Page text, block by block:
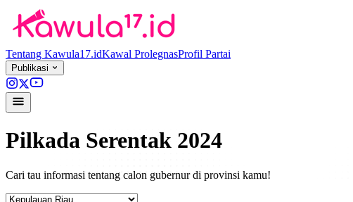
Tentang Kawula17.idKawal ProlegnasProfil Partai
Publikasi
Pilkada Serentak 2024
Cari tau informasi tentang calon gubernur di provinsi kamu!